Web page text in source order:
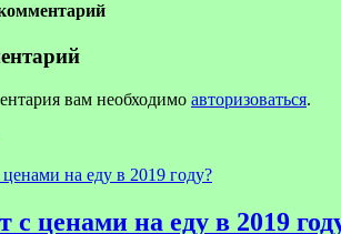
вам необходимо авторизоваться.
с ценами на еду в 2019